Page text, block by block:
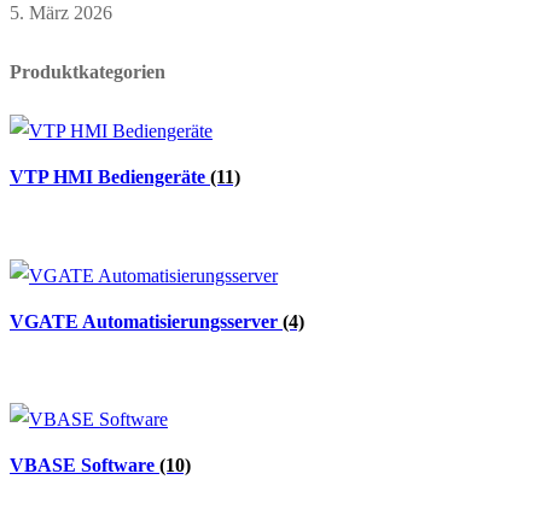
5. März 2026
Produktkategorien
VTP HMI Bediengeräte (11)
VGATE Automatisierungsserver (4)
VBASE Software (10)